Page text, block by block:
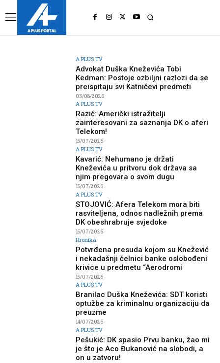
A PLUS TV
Advokat Duška Kneževića Tobi
Kedman: Postoje ozbiljni razlozi da se
preispitaju svi Katnićevi predmeti
03/08/2026
A PLUS TV
Razić: Američki istražitelji
zainteresovani za saznanja DK o aferi
Telekom!
15/07/2026
A PLUS TV
Kavarić: Nehumano je držati
Kneževića u pritvoru dok država sa
njim pregovara o svom dugu
15/07/2026
A PLUS TV
STOJOVIĆ: Afera Telekom mora biti
rasviteljena, odnos nadležnih prema
DK obeshrabruje svjedoke
15/07/2026
Hronika
Potvrđena presuda kojom su Knežević
i nekadašnji čelnici banke oslobođeni
krivice u predmetu “Aerodromi
15/07/2026
A PLUS TV
Branilac Duška Kneževića: SDT koristi
optužbe za kriminalnu organizaciju da
preuzme
14/07/2026
A PLUS TV
Pešukić: DK spasio Prvu banku, žao mi
je što je Aco Đukanović na slobodi, a
on u zatvoru!